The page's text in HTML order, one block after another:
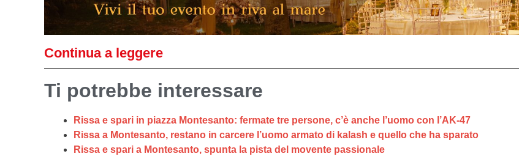
Continua a leggere
Ti potrebbe interessare
Rissa e spari in piazza Montesanto: fermate tre persone, c’è anche l’uomo con l’AK-47
Rissa a Montesanto, restano in carcere l’uomo armato di kalash e quello che ha sparato
Rissa e spari a Montesanto, spunta la pista del movente passionale